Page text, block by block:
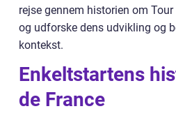
rejse gennem historien om
og udforske dens udvikling og
kontekst.
Enkeltstartens
de France